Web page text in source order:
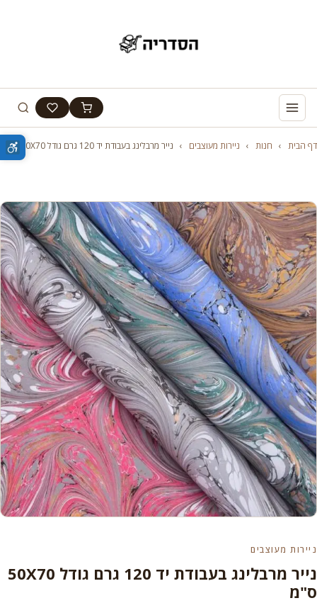
דף הבית › חנות › ניירות מעוצבים › נייר מרבלינג בעבודת יד 120 גרם גודל 50X70 ס"מ
ניירות מעוצבים
נייר מרבלינג בעבודת יד 120 גרם גודל 50X70
ס"מ